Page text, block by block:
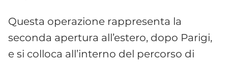
Questa operazione rappresenta la
seconda apertura all’estero, dopo Parigi,
e si colloca all’interno del percorso di